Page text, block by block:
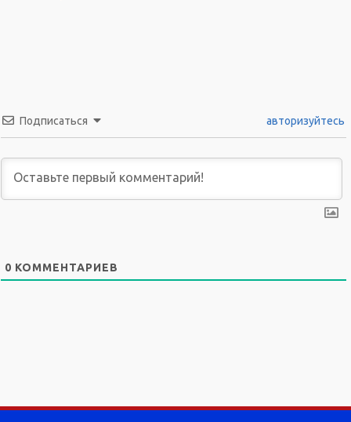
Подписаться авторизуйтесь
0 КОММЕНТАРИЕВ